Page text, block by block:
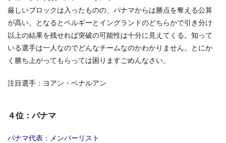
４
位：
日本
4
予想
順位
厳しいブロックは入ったものの、パナマからは勝点を奪える公算
が高い。となるとベルギーとイングランドのどちらかで引き分け
以上の結果を残せれば突破の可能性は十分に見えてくる。知って
いる選手は一人なのでどんなチームなのかわかりません。とにか
く勝ち上がってもらっては困りますごめんなさい。
注目選手：ヨアン・ベナルアン
４位：パナマ
パナマ代表：メンバーリスト